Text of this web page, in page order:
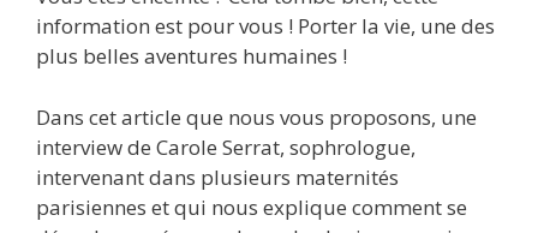
information est pour vous ! Porter la vie, une des
plus belles aventures humaines !
Dans cet article que nous vous proposons, une
interview de Carole Serrat, sophrologue,
intervenant dans plusieurs maternités
parisiennes et qui nous explique comment se